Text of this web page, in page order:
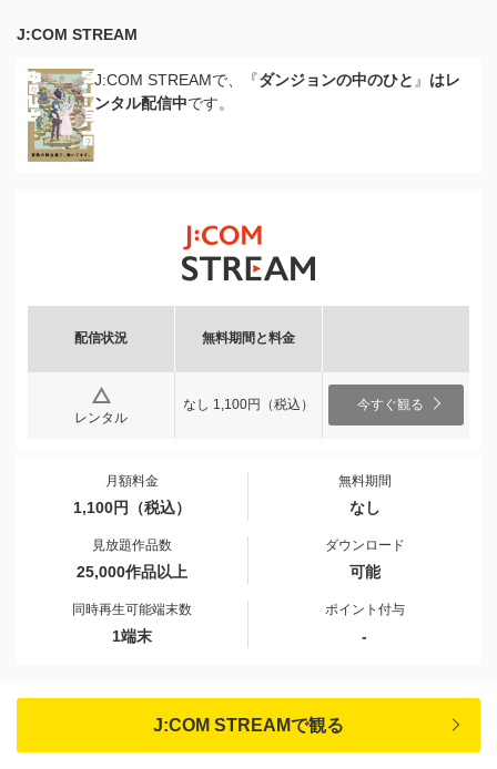
J:COM STREAM
J:COM STREAMで、『ダンジョンの中のひと 』 はレ
ンタル配信中です。
配信状況 無料期間と料金
レンタル
なし 1,100円（税込） 今すぐ観る
月額料金
1,100円（税込）
無料期間
なし
見放題作品数
25,000作品以上
ダウンロード
可能
同時再生可能端末数
1端末
ポイント付与
-
J:COM STREAMで観る